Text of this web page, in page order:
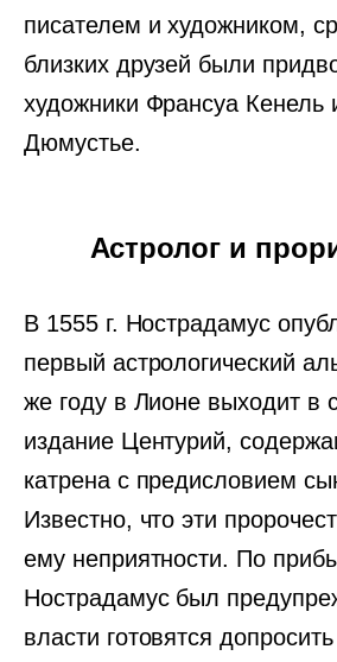
писателем и художником,
близких друзей были
художники Франсуа Кенель
Дюмустье.
Астролог и
В 1555 г. Нострадамус
первый астрологический
же году в Лионе выходит в
издание Центурий,
катрена с предисловием
Известно, что эти
ему неприятности. По
Нострадамус был
власти готовятся